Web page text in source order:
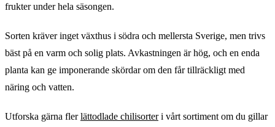
frukter under hela säsongen.
Sorten kräver inget växthus i södra och mellersta Sverige, men trivs
bäst på en varm och solig plats. Avkastningen är hög, och en enda
planta kan ge imponerande skördar om den får tillräckligt med
näring och vatten.
Utforska gärna flerlättodlade chilisorteri vårt sortiment om du gillar